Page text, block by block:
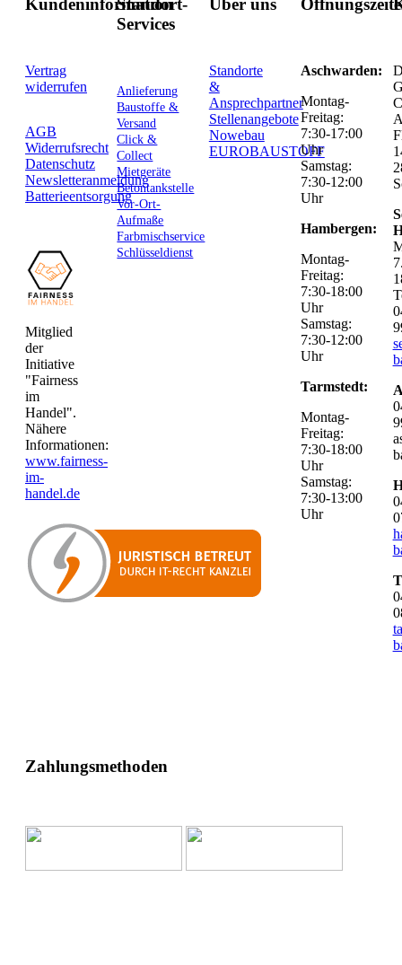
Vertrag
widerrufen
AGB
Widerrufsrecht
Datenschutz
Newsletteranmeldung
Batterieentsorgung
Mitglied
der
Initiative
"Fairness
im
Handel".
Nähere
Informationen:
www.fairness-
im-
handel.de
Services
Anlieferung
Baustoffe &
Versand
Click &
Collect
Mietgeräte
Betontankstelle
Vor-Ort-
Aufmaße
Farbmischservice
Schlüsseldienst
Standorte
&
Ansprechpartner
Stellenangebote
Nowebau
EUROBAUSTOFF
Aschwarden:
Montag-
Freitag:
7:30-17:00
Uhr
Samstag:
7:30-12:00
Uhr
Hambergen:
Montag-
Freitag:
7:30-18:00
Uhr
Samstag:
7:30-12:00
Uhr
Tarmstedt:
Montag-
Freitag:
7:30-18:00
Uhr
Samstag:
7:30-13:00
Uhr
Zahlungsmethoden